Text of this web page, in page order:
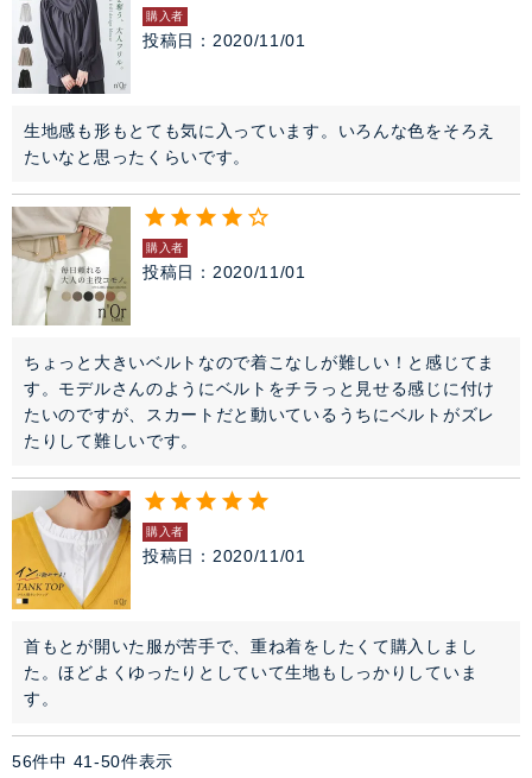
購入者
投稿日 2020/11/01
生地感も形もとても気に入っています。いろんな色をそろえ
たいなと思ったくらいです。
購入者
投稿日 2020/11/01
ちょっと大きいベルトなので着こなしが難しい！と感じてま
す。モデルさんのようにベルトをチラっと見せる感じに付け
たいのですが、スカートだと動いているうちにベルトがズレ
たりして難しいです。
購入者
投稿日 2020/11/01
首もとが開いた服が苦手で、重ね着をしたくて購入しまし
た。ほどよくゆったりとしていて生地もしっかりしていま
す。
56件中 41 -50件表示